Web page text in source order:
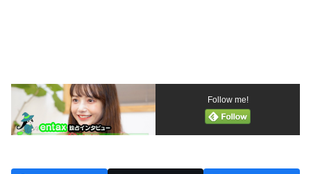
た
Follow me!